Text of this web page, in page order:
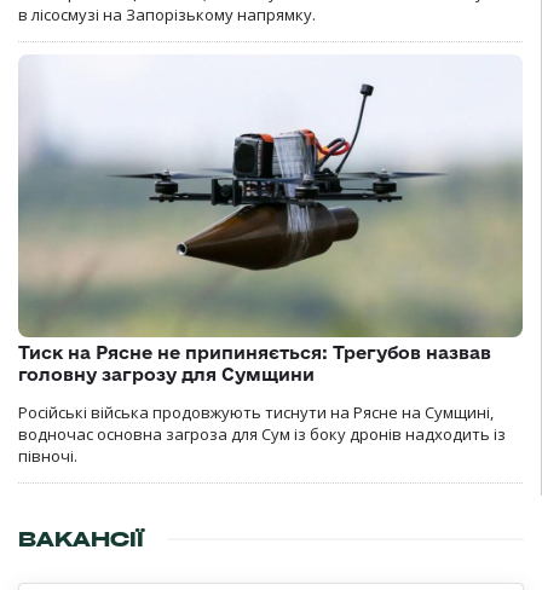
в лісосмузі на Запорізькому напрямку.
Тиск на Рясне не припиняється: Трегубов назвав
головну загрозу для Сумщини
Російські війська продовжують тиснути на Рясне на Сумщині,
водночас основна загроза для Сум із боку дронів надходить із
півночі.
ВАКАНСІЇ